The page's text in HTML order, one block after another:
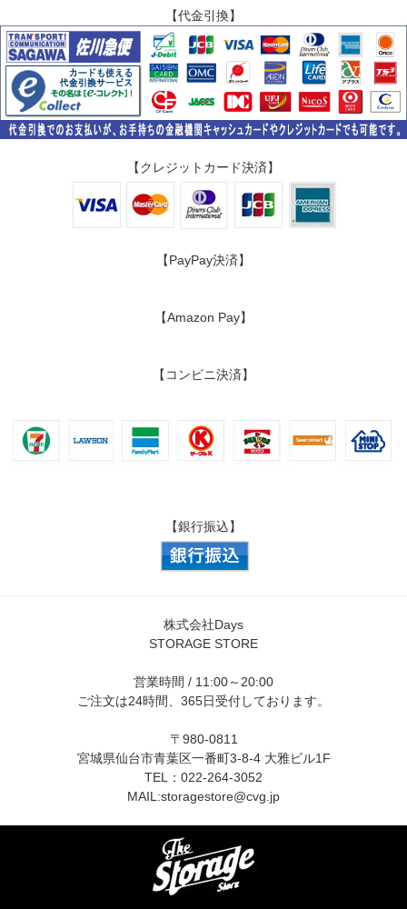
【代金引換】
【クレジットカード決済】
【PayPay決済】
【Amazon Pay】
【コンビニ決済】
【銀行振込】
株式会社Days
STORAGE STORE
営業時間 / 11:00～20:00
ご注文は24時間、365日受付しております。
〒980-0811
宮城県仙台市青葉区一番町3-8-4 大雅ビル1F
TEL：022-264-3052
MAIL:storagestore@cvg.jp